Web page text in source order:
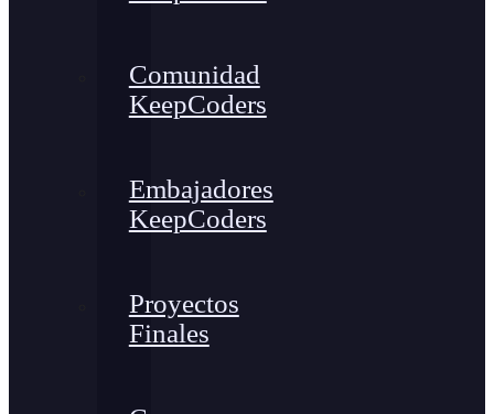
Comunidad
KeepCoders
Embajadores
KeepCoders
Proyectos
Finales